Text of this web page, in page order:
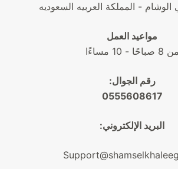
- المملكة العربيه السعوديه
مواعيد العمل
من 8 صباحًا - 10 مساءًا
رقم الجوال:
0555608617
البريد الإلكتروني: